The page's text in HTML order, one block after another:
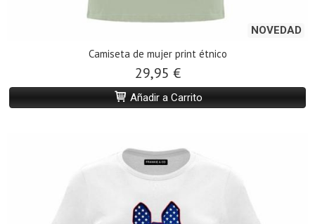
NOVEDAD
Camiseta de mujer print étnico
29,95 €
Añadir a Carrito